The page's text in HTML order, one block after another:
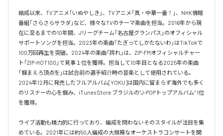
結成以来、TVアニメ「いぬやしき」、TVアニメ「真・中華一番！」、NHK情報
番組「さらさらサラダ」など、様々なTVのテーマ楽曲を担当。2016年から現
在に至るまでの10年間、Jリーグチーム「名古屋グランパス」のオフィシャル
サポートソングを担当。2023年の楽曲「たぎってしかたないわ」はTikTokで
100万回再生を突破。2024年の楽曲「誇れ」は、ZIP-FMオフィシャルチャー
ト「ZIP-HOT100」で見事１位を獲得。担当して10年目となる2025年の楽曲
「掴まえろ頂点を」は試合前の選手紹介時の音楽として使用されている。
2024年12月に発売したフルアルバム[YOKU]は国内に留まらず海外でも多く
のリスナーの心を掴み、iTunes Store ブラジルの”J-POPトップアルバム” 1位
を獲得。
ライブ活動も精力的に行っており、編成を問わないそのスタイルが注目を集
めている。2021年には約50人編成の大規模なオーケストラコンサートを開